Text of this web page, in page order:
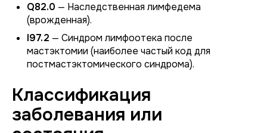
Q82.0 — Наследственная лимфедема
(врожденная).
I97.2 — Синдром лимфоотека после
мастэктомии (наиболее частый код для
постмастэктомического синдрома).
Классификация
заболевания или